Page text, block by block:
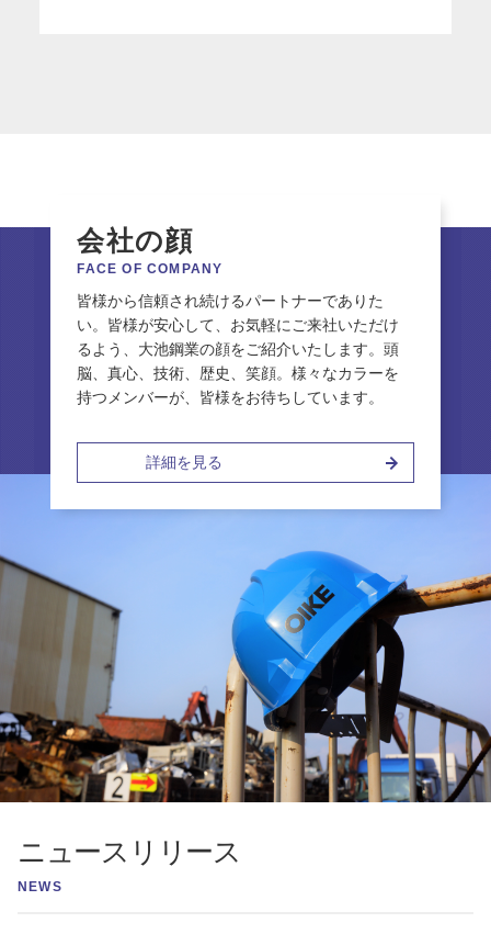
会社の顔
FACE OF COMPANY
皆様から信頼され続けるパートナーでありた
い。皆様が安心して、お気軽にご来社いただけ
るよう、大池鋼業の顔をご紹介いたします。頭
脳、真心、技術、歴史、笑顔。様々なカラーを
持つメンバーが、皆様をお待ちしています。
詳細を見る
ニュースリリース
NEWS